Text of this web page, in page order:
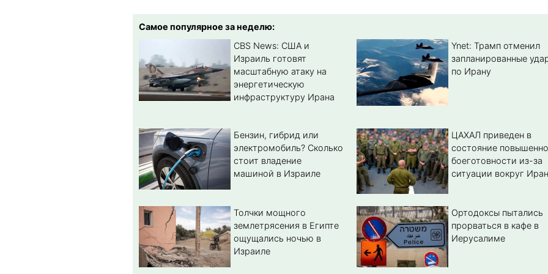
Самое популярное за неделю:
CBS News: США и
Израиль готовят
масштабную атаку на
энергетическую
инфраструктуру Ирана
Ynet: Трамп отменил
запланированные
по Ирану
Бензин, гибрид или
электромобиль? Cколько
стоит владение
машиной в Израиле
ЦАХАЛ приведен в
состояние
боеготовности из-за
ситуации вокруг
Толчки мощного
землетрясения в Египте
ощущались ночью в
Израиле
Ортодоксы пытались
прорваться в кафе в
Иерусалиме